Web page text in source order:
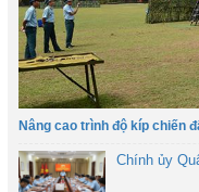
Nâng cao trình độ kíp chiến
Chính ủy